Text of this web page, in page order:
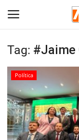
Inicio
Crónica
Policial
Tag: #Jaime
Política